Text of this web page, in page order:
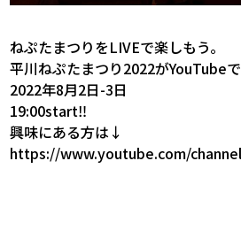
ねぷたまつりをLIVEで楽しもう。
平川ねぷたまつり2022がYouTube
2022年8月2日-3日
19:00start‼
興味にある方は↓
https://www.youtube.com/